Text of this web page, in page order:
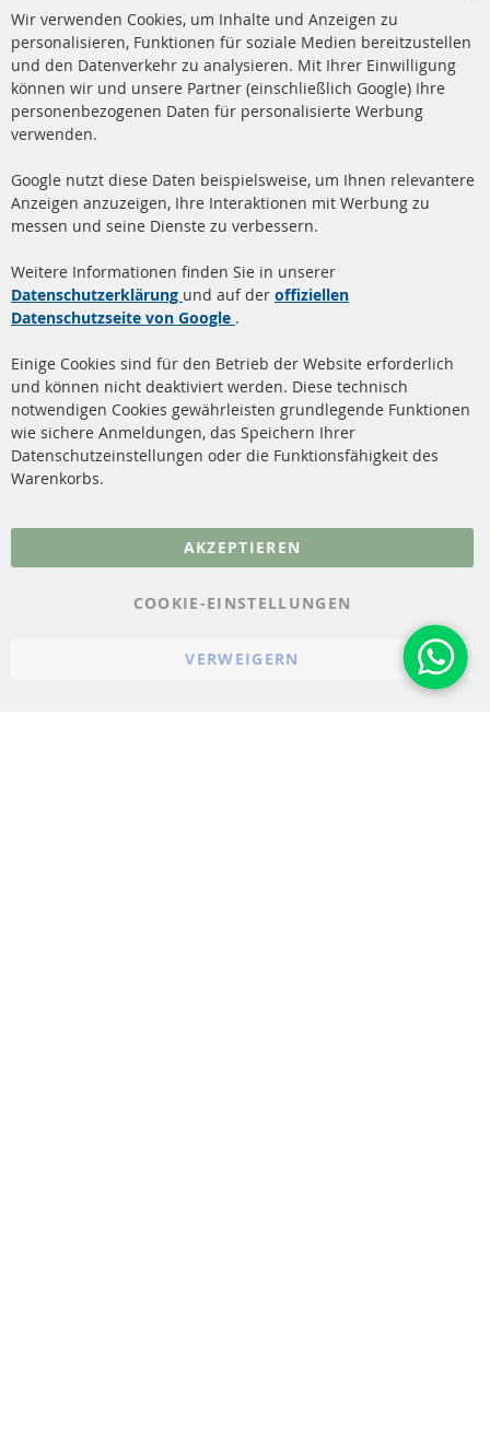
+49 (0) 4533 799 00 0
Mo-Do: 09-17 Uhr, Fr 09-16 Uhr
info@contra-automotive.de
facebook
instagram
Quick Links
Dieselpartikelfilter (DPF)
Dieselpartikelfilter
Katalysator (KAT)
Sensoren
FAQ
Kundenservice
Über uns
Versandkosten
Kontakt
Vertrag widerrufen
Wir verwenden Cookies, um Inhalte und Anzeigen zu
personalisieren, Funktionen für soziale Medien bereitzustellen
und den Datenverkehr zu analysieren. Mit Ihrer Einwilligung
können wir und unsere Partner (einschließlich Google) Ihre
personenbezogenen Daten für personalisierte Werbung
verwenden.
Google nutzt diese Daten beispielsweise, um Ihnen relevantere
Anzeigen anzuzeigen, Ihre Interaktionen mit Werbung zu
messen und seine Dienste zu verbessern.
Weitere Informationen finden Sie in unserer
Datenschutzerklärung und auf der offiziellen
Datenschutzseite von Google .
Einige Cookies sind für den Betrieb der Website erforderlich
und können nicht deaktiviert werden. Diese technisch
notwendigen Cookies gewährleisten grundlegende Funktionen
wie sichere Anmeldungen, das Speichern Ihrer
Datenschutzeinstellungen oder die Funktionsfähigkeit des
Warenkorbs.
AKZEPTIEREN
COOKIE-EINSTELLUNGEN
VERWEIGERN